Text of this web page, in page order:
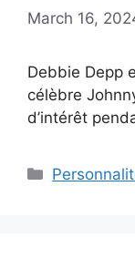
March 16,
Debbie Depp
célèbre
d’intérêt
Categories